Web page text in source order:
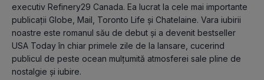
executiv Refinery29 Canada. Ea lucrat la cele mai importante
publicații Globe, Mail, Toronto Life și Chatelaine. Vara iubirii
noastre este romanul său de debut și a devenit bestseller
USA Today în chiar primele zile de la lansare, cucerind
publicul de peste ocean mulțumită atmosferei sale pline de
nostalgie și iubire.